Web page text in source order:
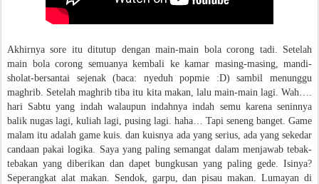
Akhirnya sore itu ditutup dengan main-main bola corong tadi. Setelah
main bola corong semuanya kembali ke kamar masing-masing, mandi-
sholat-bersantai sejenak (baca: nyeduh popmie :D) sambil menunggu
maghrib. Setelah maghrib tiba itu kita makan, lalu main-main lagi. Wah….
hari Sabtu yang indah walaupun indahnya indah semu karena seninnya
balik nugas lagi, kuliah lagi, pusing lagi. haha… Tapi seneng banget. Game
malam itu adalah game kuis. dan kuisnya ada yang serius, ada yang sekedar
candaan pakai logika. Saya yang paling semangat dalam menjawab tebak-
tebakan yang diberikan dan dapet bungkusan yang paling gede. Isinya?
Seperangkat alat makan. Sendok, garpu, dan pisau makan. Lumayan di